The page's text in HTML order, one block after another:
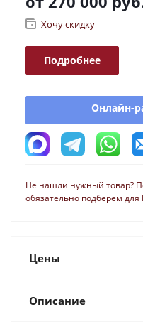
Хочу скидку
Подробнее
Онлайн-
Не нашли нужный товар?
обязательно подберем
Цены
Описание